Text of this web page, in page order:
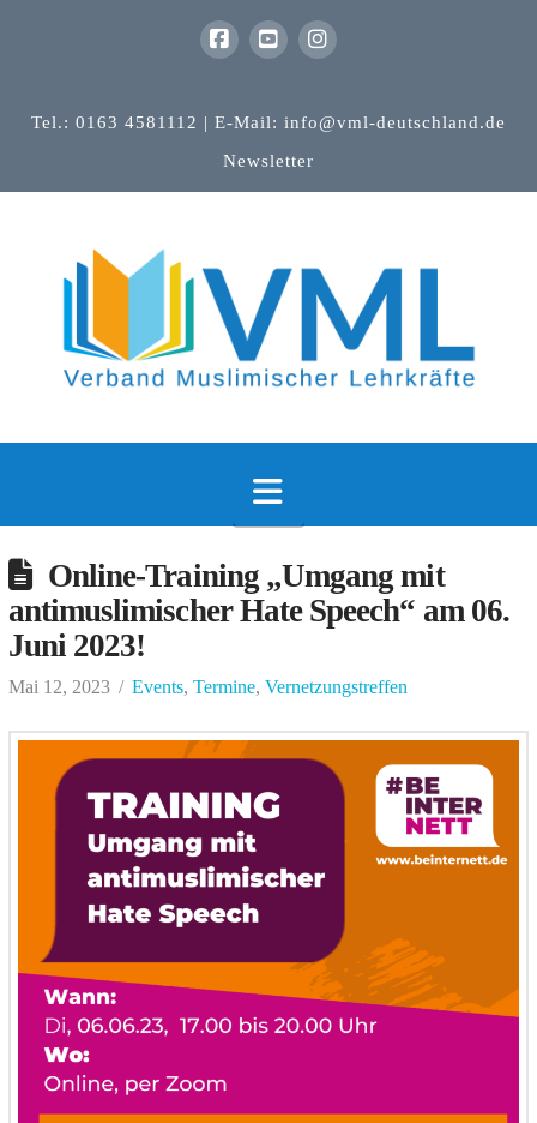
Tel.: 0163 4581112 | E-Mail: info@vml-deutschland.de
Newsletter
Navigation
Online-Training „Umgang mit
antimuslimischer Hate Speech“ am 06.
Juni 2023!
Mai 12, 2023 Events, Termine, Vernetzungstreffen